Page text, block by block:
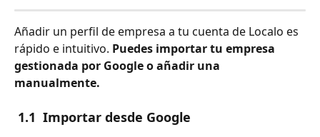
Añadir un perfil de empresa a tu cuenta de Localo es
rápido e intuitivo. Puedes importar tu empresa
gestionada por Google o añadir una
manualmente.
1.1  Importar desde Google